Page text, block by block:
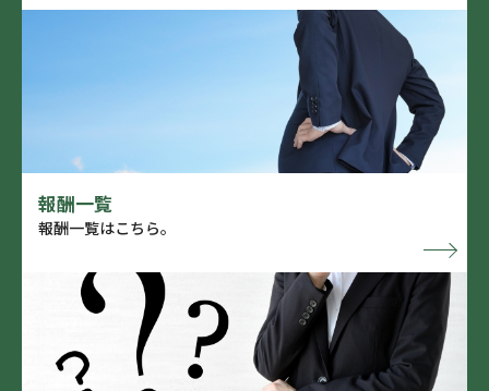
報酬一覧
報酬一覧はこちら。